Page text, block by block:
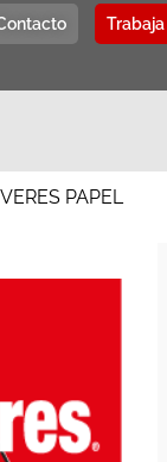
PAPEL